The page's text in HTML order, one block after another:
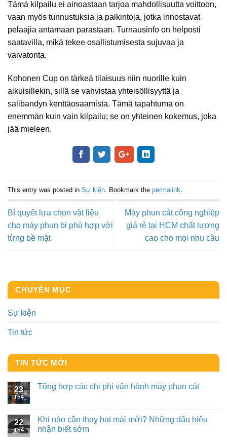
Tämä kilpailu ei ainoastaan tarjoa mahdollisuutta voittoon,
vaan myös tunnustuksia ja palkintoja, jotka innostavat
pelaajia antamaan parastaan. Turnausinfo on helposti
saatavilla, mikä tekee osallistumisesta sujuvaa ja
vaivatonta.
Kohonen Cup on tärkeä tilaisuus niin nuorille kuin
aikuisillekin, sillä se vahvistaa yhteisöllisyyttä ja
salibandyn kenttäosaamista. Tämä tapahtuma on
enemmän kuin vain kilpailu; se on yhteinen kokemus, joka
jää mieleen.
This entry was posted in Sự kiện. Bookmark the permalink.
Bí quyết lựa chọn vật liệu
cho máy phun bi phù hợp với
từng bề mặt
Máy phun cát công nghiệp
giá rẻ tại HCM chất lượng
cao cho mọi nhu cầu
CHUYÊN MỤC
Sự kiện
Tin tức
TIN TỨC MỚI
23
Th4
Tổng hợp các chi phí vận hành máy phun cát
22
Th4
Khi nào cần thay hạt mài mới? Những dấu hiệu
nhận biết sớm